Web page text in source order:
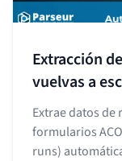
Extracción
vuelvas a
Extrae datos de
formularios
runs)